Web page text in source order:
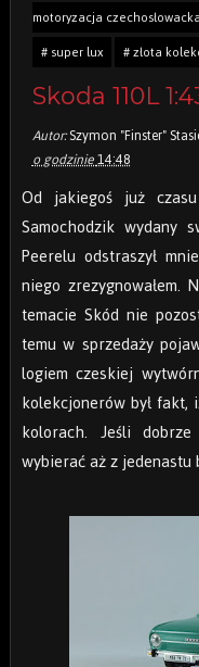
motoryzacja czechosłowacka
# super lux
# złota
Skoda 110L
Autor:Szymon "Finster"
o godzinie14:48
Od jakiegoś już
Samochodzik wydany
Peerelu odstraszył
niego
temacie Skód nie
temu w sprzedaży
logiem czeskiej
kolekcjonerów był fakt,
kolorach. Jeśli dobrze
wybierać aż z jedenastu